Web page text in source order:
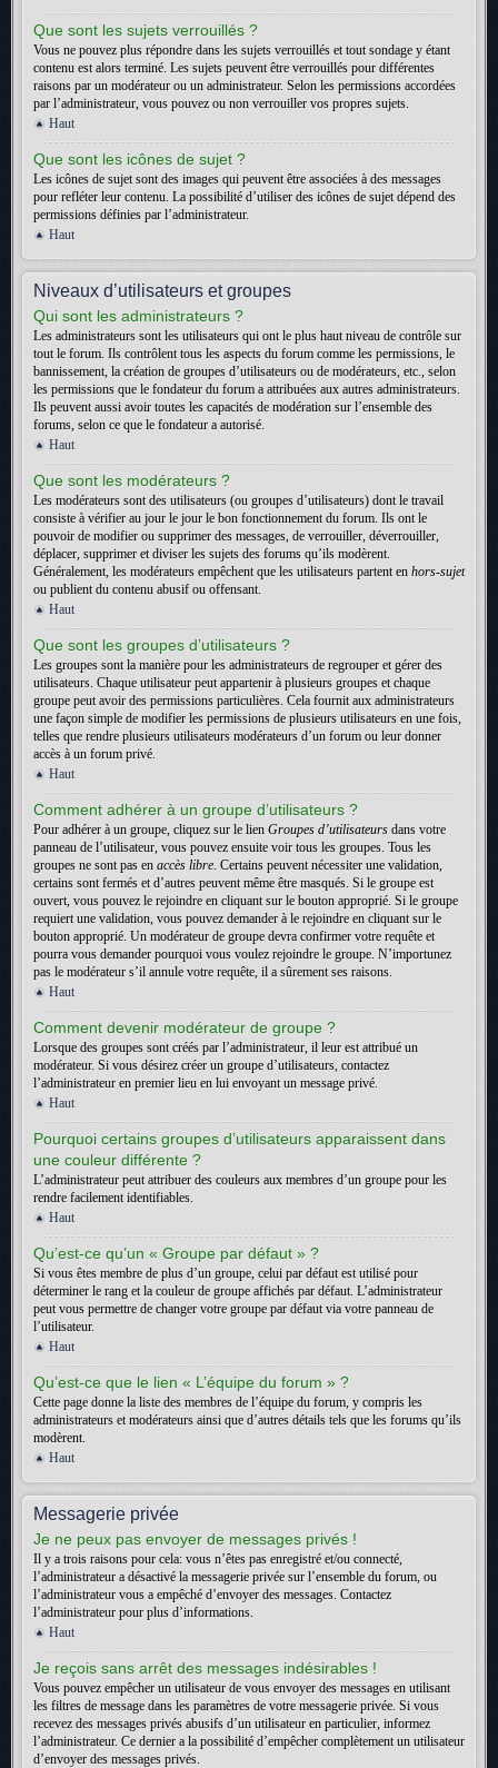
Que sont les sujets verrouillés ?
Vous ne pouvez plus répondre dans les sujets verrouillés et tout sondage y étant
contenu est alors terminé. Les sujets peuvent être verrouillés pour différentes
raisons par un modérateur ou un administrateur. Selon les permissions accordées
par l’administrateur, vous pouvez ou non verrouiller vos propres sujets.
Haut
Que sont les icônes de sujet ?
Les icônes de sujet sont des images qui peuvent être associées à des messages
pour refléter leur contenu. La possibilité d’utiliser des icônes de sujet dépend des
permissions définies par l’administrateur.
Haut
Niveaux d’utilisateurs et groupes
Qui sont les administrateurs ?
Les administrateurs sont les utilisateurs qui ont le plus haut niveau de contrôle sur
tout le forum. Ils contrôlent tous les aspects du forum comme les permissions, le
bannissement, la création de groupes d’utilisateurs ou de modérateurs, etc., selon
les permissions que le fondateur du forum a attribuées aux autres administrateurs.
Ils peuvent aussi avoir toutes les capacités de modération sur l’ensemble des
forums, selon ce que le fondateur a autorisé.
Haut
Que sont les modérateurs ?
Les modérateurs sont des utilisateurs (ou groupes d’utilisateurs) dont le travail
consiste à vérifier au jour le jour le bon fonctionnement du forum. Ils ont le
pouvoir de modifier ou supprimer des messages, de verrouiller, déverrouiller,
déplacer, supprimer et diviser les sujets des forums qu’ils modèrent.
Généralement, les modérateurs empêchent que les utilisateurs partent en hors-sujet
ou publient du contenu abusif ou offensant.
Haut
Que sont les groupes d’utilisateurs ?
Les groupes sont la manière pour les administrateurs de regrouper et gérer des
utilisateurs. Chaque utilisateur peut appartenir à plusieurs groupes et chaque
groupe peut avoir des permissions particulières. Cela fournit aux administrateurs
une façon simple de modifier les permissions de plusieurs utilisateurs en une fois,
telles que rendre plusieurs utilisateurs modérateurs d’un forum ou leur donner
accès à un forum privé.
Haut
Comment adhérer à un groupe d’utilisateurs ?
Pour adhérer à un groupe, cliquez sur le lien Groupes d’utilisateurs dans votre
panneau de l’utilisateur, vous pouvez ensuite voir tous les groupes. Tous les
groupes ne sont pas en accès libre. Certains peuvent nécessiter une validation,
certains sont fermés et d’autres peuvent même être masqués. Si le groupe est
ouvert, vous pouvez le rejoindre en cliquant sur le bouton approprié. Si le groupe
requiert une validation, vous pouvez demander à le rejoindre en cliquant sur le
bouton approprié. Un modérateur de groupe devra confirmer votre requête et
pourra vous demander pourquoi vous voulez rejoindre le groupe. N’importunez
pas le modérateur s’il annule votre requête, il a sûrement ses raisons.
Haut
Comment devenir modérateur de groupe ?
Lorsque des groupes sont créés par l’administrateur, il leur est attribué un
modérateur. Si vous désirez créer un groupe d’utilisateurs, contactez
l’administrateur en premier lieu en lui envoyant un message privé.
Haut
Pourquoi certains groupes d’utilisateurs apparaissent dans
une couleur différente ?
L’administrateur peut attribuer des couleurs aux membres d’un groupe pour les
rendre facilement identifiables.
Haut
Qu’est-ce qu’un « Groupe par défaut » ?
Si vous êtes membre de plus d’un groupe, celui par défaut est utilisé pour
déterminer le rang et la couleur de groupe affichés par défaut. L’administrateur
peut vous permettre de changer votre groupe par défaut via votre panneau de
l’utilisateur.
Haut
Qu’est-ce que le lien « L’équipe du forum » ?
Cette page donne la liste des membres de l’équipe du forum, y compris les
administrateurs et modérateurs ainsi que d’autres détails tels que les forums qu’ils
modèrent.
Haut
Messagerie privée
Je ne peux pas envoyer de messages privés !
Il y a trois raisons pour cela: vous n’êtes pas enregistré et/ou connecté,
l’administrateur a désactivé la messagerie privée sur l’ensemble du forum, ou
l’administrateur vous a empêché d’envoyer des messages. Contactez
l’administrateur pour plus d’informations.
Haut
Je reçois sans arrêt des messages indésirables !
Vous pouvez empêcher un utilisateur de vous envoyer des messages en utilisant
les filtres de message dans les paramètres de votre messagerie privée. Si vous
recevez des messages privés abusifs d’un utilisateur en particulier, informez
l’administrateur. Ce dernier a la possibilité d’empêcher complètement un utilisateur
d’envoyer des messages privés.